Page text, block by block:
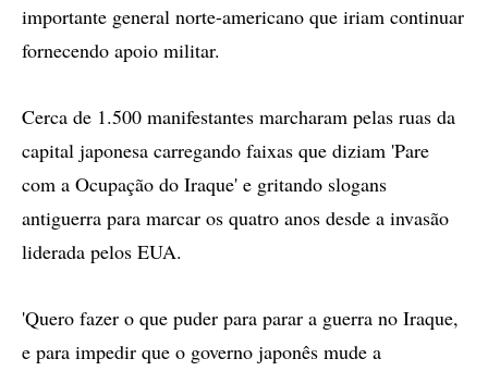
importante general norte-americano que iriam continuar
fornecendo apoio militar.
Cerca de 1.500 manifestantes marcharam pelas ruas da
capital japonesa carregando faixas que diziam 'Pare
com a Ocupação do Iraque' e gritando slogans
antiguerra para marcar os quatro anos desde a invasão
liderada pelos EUA.
'Quero fazer o que puder para parar a guerra no Iraque,
e para impedir que o governo japonês mude a